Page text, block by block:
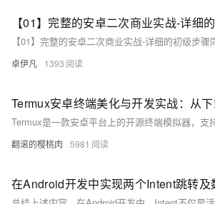
卓伊凡 1393
翻滚的樱桃肉 5981
在Android开发中实现两个Intent跳转及